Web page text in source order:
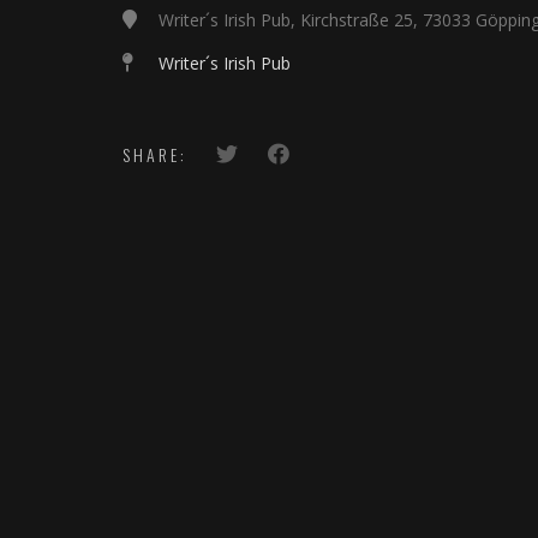
Writer´s Irish Pub, Kirchstraße 25, 73033
Writer´s Irish Pub
SHARE: